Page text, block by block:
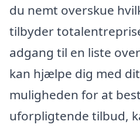
du nemt overskue
tilbyder
adgang til en liste
kan hjælpe dig med
muligheden for at
uforpligtende tilbud,